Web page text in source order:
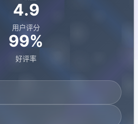
4.9
用户评分
99%
好评率